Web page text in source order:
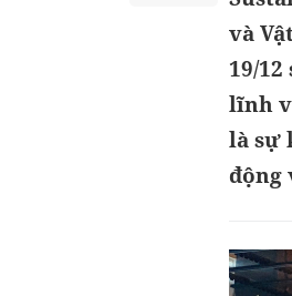
và
19/
lĩnh
là sự
động